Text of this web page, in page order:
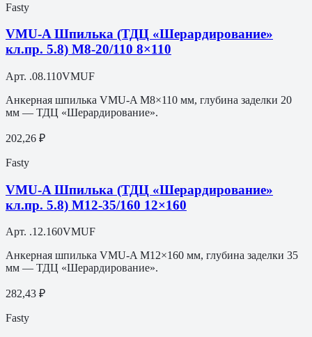
Fasty
VMU-A Шпилька (ТДЦ «Шерардирование»
кл.пр. 5.8) M8-20/110 8×110
Арт. .08.110VMUF
Анкерная шпилька VMU-A M8×110 мм, глубина заделки 20
мм — ТДЦ «Шерардирование».
202,26 ₽
Fasty
VMU-A Шпилька (ТДЦ «Шерардирование»
кл.пр. 5.8) M12-35/160 12×160
Арт. .12.160VMUF
Анкерная шпилька VMU-A M12×160 мм, глубина заделки 35
мм — ТДЦ «Шерардирование».
282,43 ₽
Fasty